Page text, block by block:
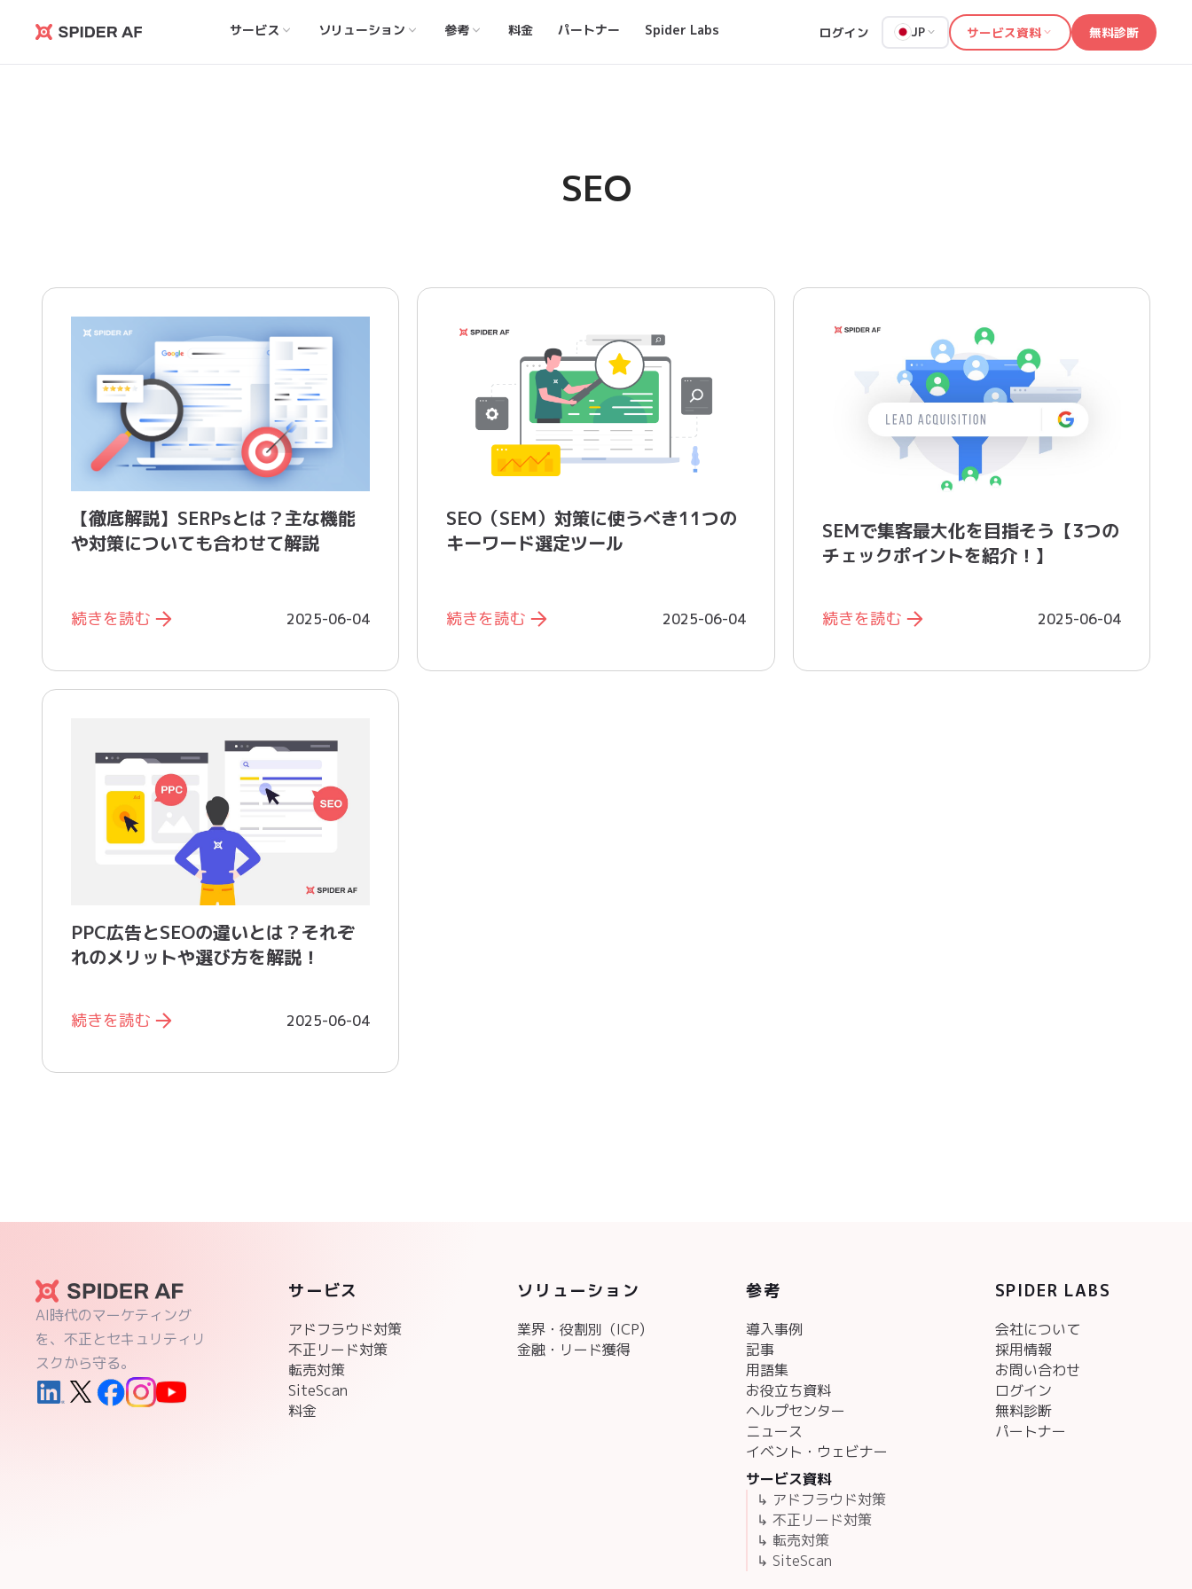
Spider
サービス ソリューション 参考 料金 パートナー Spider Labs ログイン JP サービス資料 無料診断
SEO
【徹底解説】SERPsとは？主な機能
や対策についても合わせて解説
続きを読む 2025-06-04
SEO（SEM）対策に使うべき11つの
キーワード選定ツール
続きを読む 2025-06-04
SEMで集客最大化を目指そう【3つの
チェックポイントを紹介！】
続きを読む 2025-06-04
PPC広告とSEOの違いとは？それぞ
れのメリットや選び方を解説！
続きを読む 2025-06-04
AI時代のマーケティング
を、不正とセキュリティリ
スクから守る。
サービス
アドフラウド対策
不正リード対策
転売対策
SiteScan
料金
ソリューション
業界・役割別（ICP)
金融・リード獲得
参考
導入事例
記事
用語集
お役立ち資料
ヘルプセンター
ニュース
イベント・ウェビナー
サービス資料
↳ アドフラウド対策
↳ 不正リード対策
↳ 転売対策
↳ SiteScan
SPIDER LABS
会社について
採用情報
お問い合わせ
ログイン
無料診断
パートナー